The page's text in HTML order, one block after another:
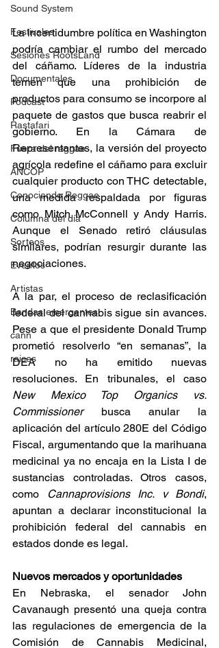
Sound System
Festivales
Sesiones RootsLand
Documentales
Podcast
Rastafari
Fuera del reggae
ANCOP
Conociendo Reggae
Columna del día
Sorteos
Eventos
Artistas
Bandas emergentes
cann
raices
La incertidumbre política en Washington
podría cambiar el rumbo del mercado
del cáñamo. Líderes de la industria
temen que una prohibición de
productos para consumo se incorpore al
paquete de gastos que busca reabrir el
gobierno. En la Cámara de
Representantes, la versión del proyecto
agrícola redefine el cáñamo para excluir
cualquier producto con THC detectable,
una medida respaldada por figuras
como Mitch McConnell y Andy Harris.
Aunque el Senado retiró cláusulas
similares, podrían resurgir durante las
negociaciones.
A la par, el proceso de reclasificación
federal del cannabis sigue sin avances.
Pese a que el presidente Donald Trump
prometió resolverlo “en semanas”, la
DEA no ha emitido nuevas
New Mexico Top Organics vs.
Commissioner busca anular la
aplicación del artículo 280E del Código
Fiscal, argumentando que la marihuana
medicinal ya no encaja en la Lista I de
sustancias controladas. Otros casos,
como Cannaprovisions Inc. v Bondi,
apuntan a declarar inconstitucional la
prohibición federal del cannabis en
estados donde es legal.
Nuevos mercados y oportunidades
En Nebraska, el senador John
Cavanaugh presentó una queja contra
las regulaciones de emergencia de la
Comisión de Cannabis Medicinal,